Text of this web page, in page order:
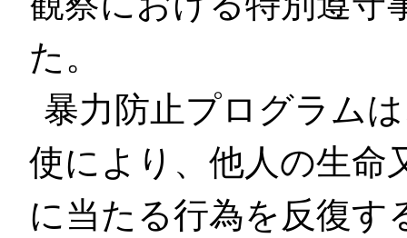
た。
暴力防止プログラム
使により、他人の生命
に当たる行為を反復す